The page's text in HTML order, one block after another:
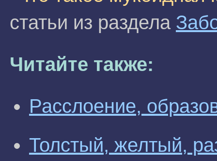
статьи из раздела
Читайте также:
Расслоение,
Толстый, желтый,